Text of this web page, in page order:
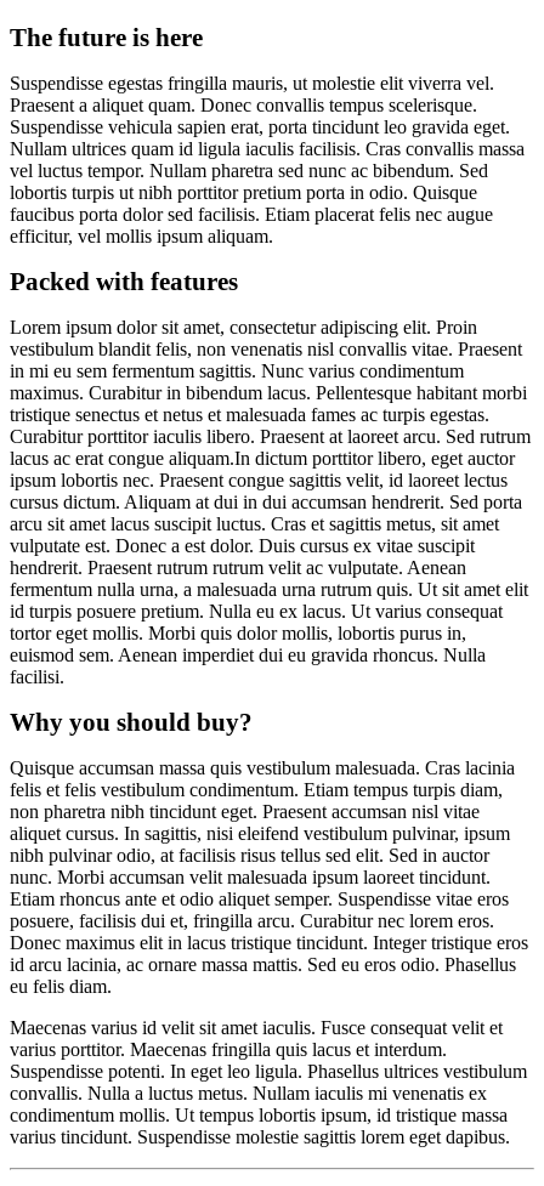
The future is here
Suspendisse egestas fringilla mauris, ut molestie elit viverra vel.
Praesent a aliquet quam. Donec convallis tempus scelerisque.
Suspendisse vehicula sapien erat, porta tincidunt leo gravida eget.
Nullam ultrices quam id ligula iaculis facilisis. Cras convallis massa
vel luctus tempor. Nullam pharetra sed nunc ac bibendum. Sed
lobortis turpis ut nibh porttitor pretium porta in odio. Quisque
faucibus porta dolor sed facilisis. Etiam placerat felis nec augue
efficitur, vel mollis ipsum aliquam.
Packed with features
Lorem ipsum dolor sit amet, consectetur adipiscing elit. Proin
vestibulum blandit felis, non venenatis nisl convallis vitae. Praesent
in mi eu sem fermentum sagittis. Nunc varius condimentum
maximus. Curabitur in bibendum lacus. Pellentesque habitant morbi
tristique senectus et netus et malesuada fames ac turpis egestas.
Curabitur porttitor iaculis libero. Praesent at laoreet arcu. Sed rutrum
lacus ac erat congue aliquam.In dictum porttitor libero, eget auctor
ipsum lobortis nec. Praesent congue sagittis velit, id laoreet lectus
cursus dictum. Aliquam at dui in dui accumsan hendrerit. Sed porta
arcu sit amet lacus suscipit luctus. Cras et sagittis metus, sit amet
vulputate est. Donec a est dolor. Duis cursus ex vitae suscipit
hendrerit. Praesent rutrum rutrum velit ac vulputate. Aenean
fermentum nulla urna, a malesuada urna rutrum quis. Ut sit amet elit
id turpis posuere pretium. Nulla eu ex lacus. Ut varius consequat
tortor eget mollis. Morbi quis dolor mollis, lobortis purus in,
euismod sem. Aenean imperdiet dui eu gravida rhoncus. Nulla
facilisi.
Why you should buy?
Quisque accumsan massa quis vestibulum malesuada. Cras lacinia
felis et felis vestibulum condimentum. Etiam tempus turpis diam,
non pharetra nibh tincidunt eget. Praesent accumsan nisl vitae
aliquet cursus. In sagittis, nisi eleifend vestibulum pulvinar, ipsum
nibh pulvinar odio, at facilisis risus tellus sed elit. Sed in auctor
nunc. Morbi accumsan velit malesuada ipsum laoreet tincidunt.
Etiam rhoncus ante et odio aliquet semper. Suspendisse vitae eros
posuere, facilisis dui et, fringilla arcu. Curabitur nec lorem eros.
Donec maximus elit in lacus tristique tincidunt. Integer tristique eros
id arcu lacinia, ac ornare massa mattis. Sed eu eros odio. Phasellus
eu felis diam.
Maecenas varius id velit sit amet iaculis. Fusce consequat velit et
varius porttitor. Maecenas fringilla quis lacus et interdum.
Suspendisse potenti. In eget leo ligula. Phasellus ultrices vestibulum
convallis. Nulla a luctus metus. Nullam iaculis mi venenatis ex
condimentum mollis. Ut tempus lobortis ipsum, id tristique massa
varius tincidunt. Suspendisse molestie sagittis lorem eget dapibus.